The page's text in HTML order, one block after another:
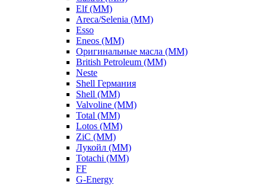
Elf (ММ)
Areca/Selenia (ММ)
Esso
Eneos (ММ)
Оригинальные масла (ММ)
British Petroleum (ММ)
Neste
Shell Германия
Shell (ММ)
Valvoline (ММ)
Total (ММ)
Lotos (ММ)
ZiC (ММ)
Лукойл (ММ)
Totachi (MM)
FF
G-Energy